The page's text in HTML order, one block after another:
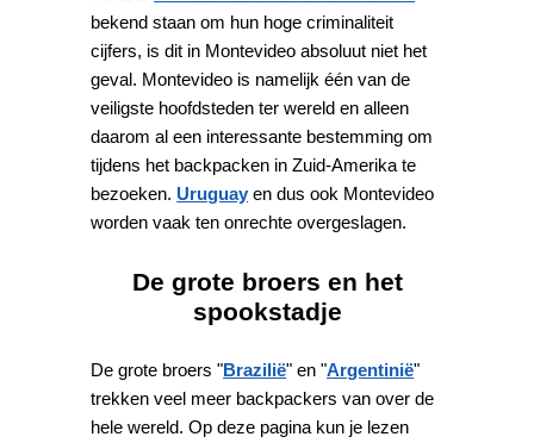
bekend staan om hun hoge criminaliteit
cijfers, is dit in Montevideo absoluut niet het
geval. Montevideo is namelijk één van de
veiligste hoofdsteden ter wereld en alleen
daarom al een interessante bestemming om
tijdens het backpacken in Zuid-Amerika te
bezoeken. Uruguay en dus ook Montevideo
worden vaak ten onrechte overgeslagen.
De grote broers en het
spookstadje
De grote broers "Brazilië" en "Argentinië"
trekken veel meer backpackers van over de
hele wereld. Op deze pagina kun je lezen